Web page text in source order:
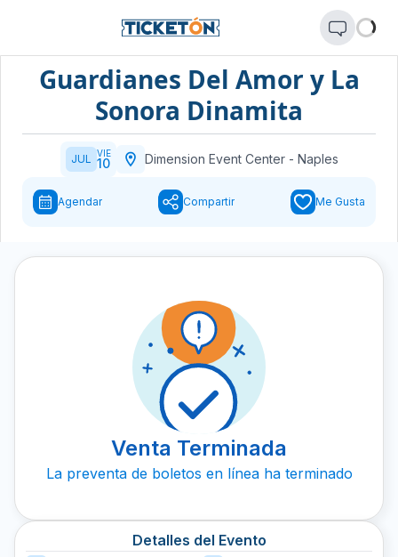
Guardianes Del Amor y La
Sonora Dinamita
JUL VIE
10 Dimension Event Center- Naples
Agendar Compartir Me Gusta
Venta Terminada
La preventa de boletos en línea ha terminado
Detalles del Evento